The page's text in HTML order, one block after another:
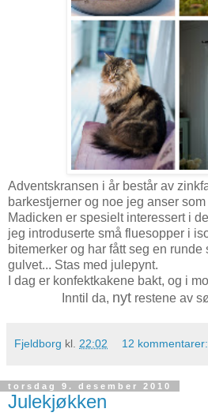
Adventskransen i år består av
barkestjerner og noe jeg anser
Madicken er spesielt interessert i
jeg introduserte små fluesopper i
bitemerker og har fått seg en runde
gulvet... Stas med julepynt.
I dag er konfektkakene bakt, og i
Inntil da, nyt restene av
Fjeldborg kl. 22:02 12 kommentarer:
torsdag 9. desember 2010
Julekjøkken